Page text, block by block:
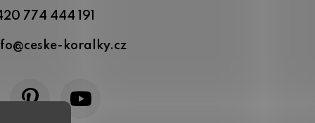
@ceske-koralky.cz
774 444 191